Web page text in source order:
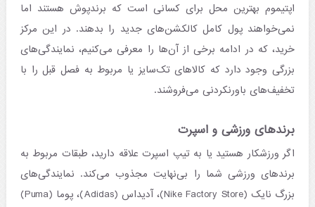
اپتیموم بهترین محل برای کسانی است که برندپوش هستند اما
نمی‌خواهند پول کامل کالکشن‌های جدید را بدهند. در این مرکز
خرید، که در ادامه برخی از آن‌ها را معرفی می‌کنیم، نمایندگی‌های
بزرگی وجود دارد که کالاهای تک‌سایز یا مربوط به فصل قبل را با
تخفیف‌های باورنکردنی می‌فروشند.
برندهای ورزشی و اسپرت
اگر ورزشکار هستید یا به تیپ اسپرت علاقه دارید، طبقات مربوط به
برندهای ورزشی شما را بی‌‎نهایت مجذوب می‌کند. نمایندگی‌های
بزرگ نایک (Nike Factory Store)، آدیداس (Adidas)، پوما (Puma)